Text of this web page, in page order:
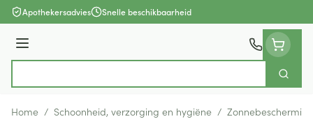
Ga naar de inhoud
Apothekersadvies Snelle beschikbaarheid
Menu
Zoek
Home / Schoonheid, verzorging en hygiëne / Zonnebescherming